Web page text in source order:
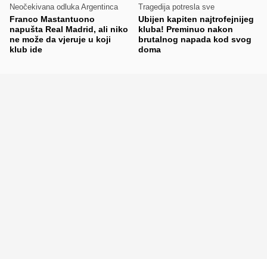
Neočekivana odluka Argentinca
Franco Mastantuono
napušta Real Madrid, ali niko
ne može da vjeruje u koji
klub ide
Tragedija potresla sve
Ubijen kapiten najtrofejnijeg
kluba! Preminuo nakon
brutalnog napada kod svog
doma